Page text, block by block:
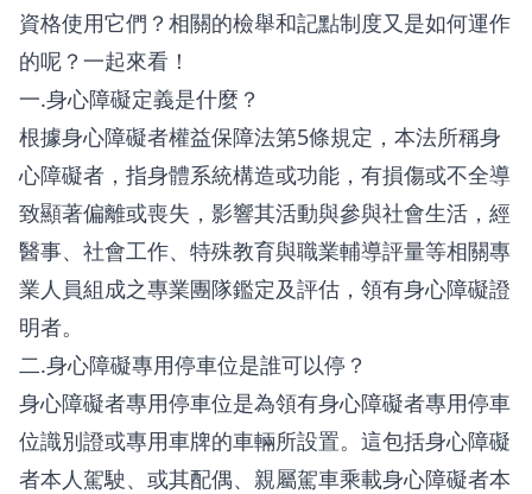
資格使用它們？相關的檢舉和記點制度又是如何運作
的呢？一起來看！
一.身心障礙定義是什麼？
根據身心障礙者權益保障法第5條規定，本法所稱身
心障礙者，指身體系統構造或功能，有損傷或不全導
致顯著偏離或喪失，影響其活動與參與社會生活，經
醫事、社會工作、特殊教育與職業輔導評量等相關專
業人員組成之專業團隊鑑定及評估，領有身心障礙證
明者。
二.身心障礙專用停車位是誰可以停？
身心障礙者專用停車位是為領有身心障礙者專用停車
位識別證或專用車牌的車輛所設置。這包括身心障礙
者本人駕駛、或其配偶、親屬駕車乘載身心障礙者本